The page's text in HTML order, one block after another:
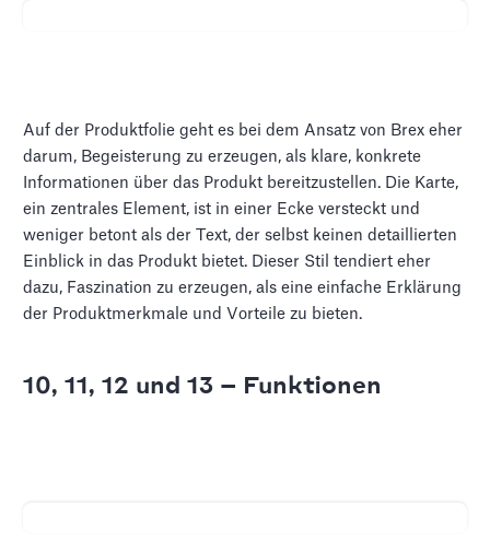
Auf der Produktfolie geht es bei dem Ansatz von Brex eher
darum, Begeisterung zu erzeugen, als klare, konkrete
Informationen über das Produkt bereitzustellen. Die Karte,
ein zentrales Element, ist in einer Ecke versteckt und
weniger betont als der Text, der selbst keinen detaillierten
Einblick in das Produkt bietet. Dieser Stil tendiert eher
dazu, Faszination zu erzeugen, als eine einfache Erklärung
der Produktmerkmale und Vorteile zu bieten.
10, 11, 12 und 13 — Funktionen